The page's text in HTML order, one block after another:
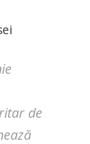
de